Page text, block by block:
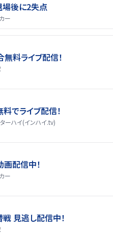
後に2失点
ー
料ライブ配信！
でライブ配信！
ーハイ(インハイ.tv)
配信中！
ー
見逃し配信中！